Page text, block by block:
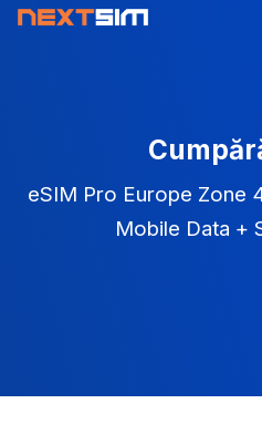
eSIM Pro Europe Zone
Mobile Data +